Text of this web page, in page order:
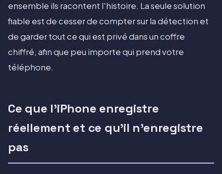
ensemble ils racontent l'histoire. La seule solution
fiable est de cesser de compter sur la détection et
de garder tout ce qui est privé dans un coffre
chiffré, afin que peu importe qui prend votre
téléphone.
Ce que l'iPhone enregistre
réellement et ce qu'il n'enregistre
pas